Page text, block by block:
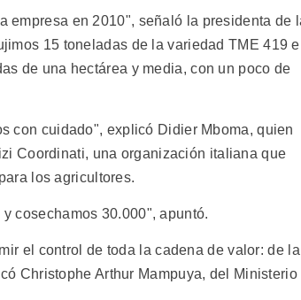
empresa en 2010", señaló la presidenta de
15 toneladas de la variedad TME 419
de una hectárea y media, con un poco de
con cuidado", explicó Didier Mboma, quien
Coordinati, una organización italiana que
los agricultores.
cosechamos 30.000", apuntó.
el control de toda la cadena de valor: de la
Christophe Arthur Mampuya, del Ministerio